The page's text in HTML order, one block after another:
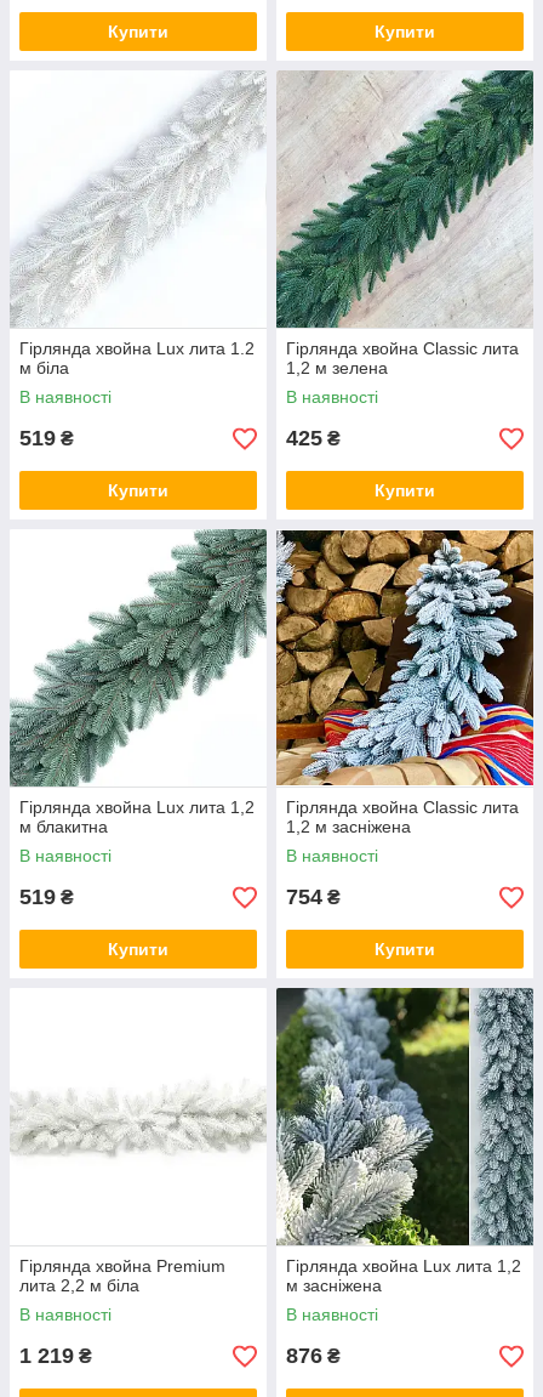
Купити Купити
Гірлянда хвойна Lux лита 1.2
м біла
В наявності
519 ₴
Купити
Гірлянда хвойна Classic лита
1,2 м зелена
В наявності
425 ₴
Купити
Гірлянда хвойна Lux лита 1,2
м блакитна
В наявності
519 ₴
Купити
Гірлянда хвойна Classic лита
1,2 м засніжена
В наявності
754 ₴
Купити
Гірлянда хвойна Premium
лита 2,2 м біла
В наявності
1 219 ₴
Гірлянда хвойна Lux лита 1,2
м засніжена
В наявності
876 ₴